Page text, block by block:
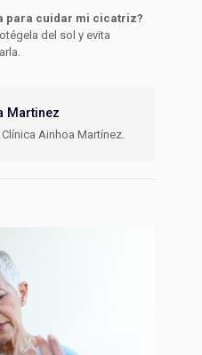
para cuidar mi cicatriz?
del sol y evita
Martinez
Clínica Ainhoa Martínez.